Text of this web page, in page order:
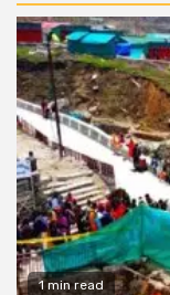
1 min read